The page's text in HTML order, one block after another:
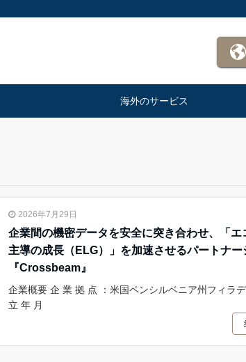
海外のサービス
2026年7月29日
企業間の機密データを安全に突き合わせ、「エ
主導の成長（ELG）」を加速させるパートナー
『Crossbeam』
企業概要 企 業 拠 点 ：米国ペンシルベニア州フィラ
立 年 月